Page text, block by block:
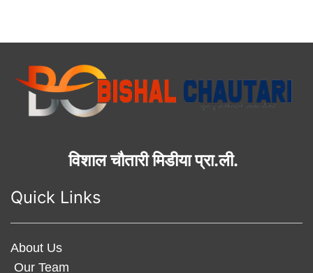
विशाल चौतारी मिडीया प्रा.ली.
Quick Links
About Us
Our Team